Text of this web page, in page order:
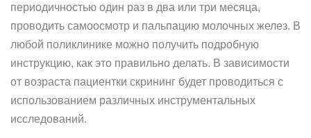
периодичностью один раз в два или три месяца,
проводить самоосмотр и пальпацию молочных желез. В
любой поликлинике можно получить подробную
инструкцию, как это правильно делать. В зависимости
от возраста пациентки скрининг будет проводиться с
использованием различных инструментальных
исследований.